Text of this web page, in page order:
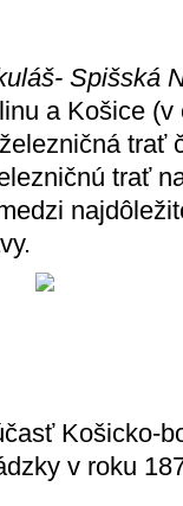
Spišská
a Košice
trať
trať
Košicko-
v roku